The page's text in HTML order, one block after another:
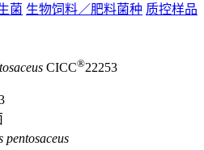
菌 生物饲料／肥料菌种 质控样品
CICC®22253
pentosaceus